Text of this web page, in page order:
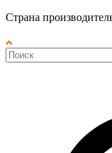
Страна